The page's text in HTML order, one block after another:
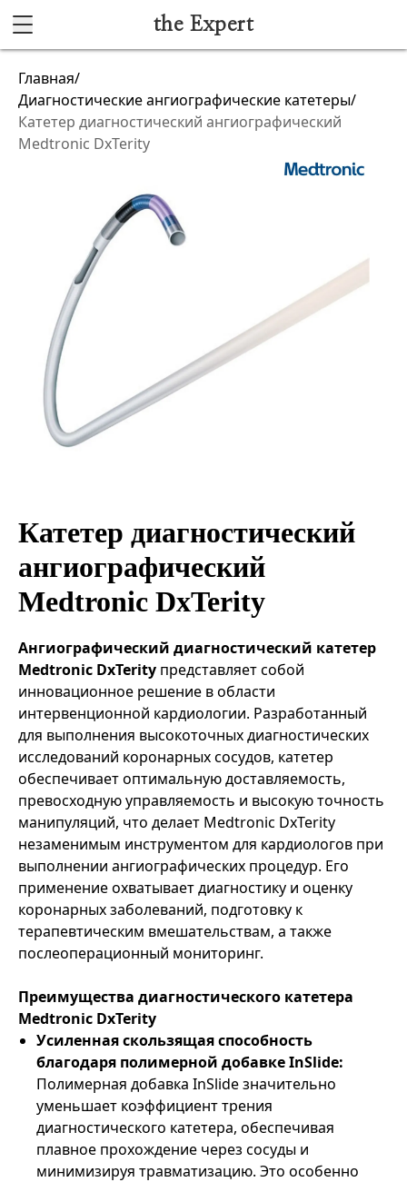
the Expert
Акушерство и гинекология
Анестезиология и реанимация
Лучевая диагностика
Ультразвуковая диагностика
Офтальмологическое оборудование
Хирургическое оборудование
Функциональная диагностика
Эндоваскулярные технологии
Главная/
Диагностические ангиографические катетеры/
Катетер диагностический ангиографический
Medtronic DxTerity
Катетер диагностический
ангиографический
Medtronic DxTerity
Ангиографический диагностический катетер
Medtronic DxTerity представляет собой
инновационное решение в области
интервенционной кардиологии. Разработанный
для выполнения высокоточных диагностических
исследований коронарных сосудов, катетер
обеспечивает оптимальную доставляемость,
превосходную управляемость и высокую точность
манипуляций, что делает Medtronic DxTerity
незаменимым инструментом для кардиологов при
выполнении ангиографических процедур. Его
применение охватывает диагностику и оценку
коронарных заболеваний, подготовку к
терапевтическим вмешательствам, а также
послеоперационный мониторинг.
Преимущества диагностического катетера
Medtronic DxTerity
Усиленная скользящая способность
благодаря полимерной добавке InSlide:
Полимерная добавка InSlide значительно
уменьшает коэффициент трения
диагностического катетера, обеспечивая
плавное прохождение через сосуды и
минимизируя травматизацию. Это особенно